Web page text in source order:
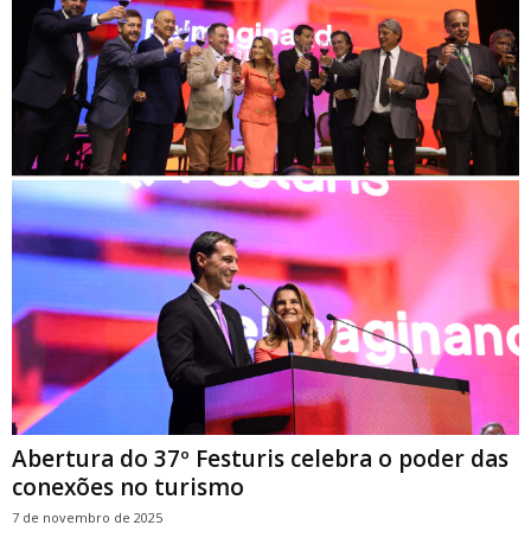
Abertura do 37º Festuris celebra o poder das
conexões no turismo
7 de novembro de 2025